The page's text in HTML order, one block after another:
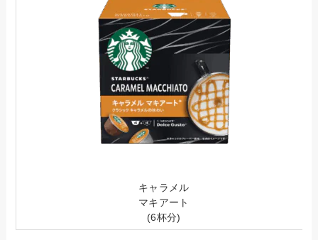
キャラメル
マキアート
(6杯分)